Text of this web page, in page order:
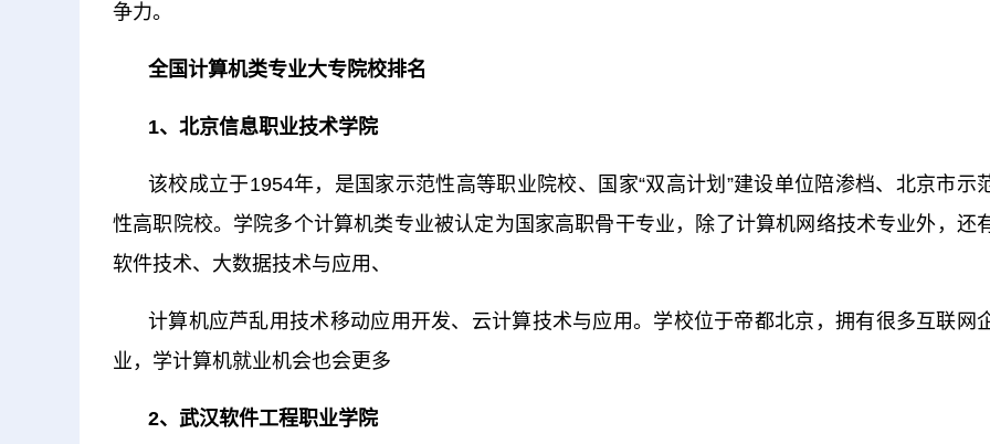
争力。
全国计算机类专业大专院校排名
1、北京信息职业技术学院
该校成立于1954年，是国家示范性高等职业院校、国家“双高计划”建设单位陪渗档、北京市示
性高职院校。学院多个计算机类专业被认定为国家高职骨干专业，除了计算机网络技术专业外，还
软件技术、大数据技术与应用、
计算机应芦乱用技术移动应用开发、云计算技术与应用。学校位于帝都北京，拥有很多互联网
业，学计算机就业机会也会更多
2、武汉软件工程职业学院